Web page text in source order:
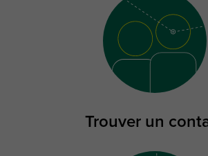
Trouver un